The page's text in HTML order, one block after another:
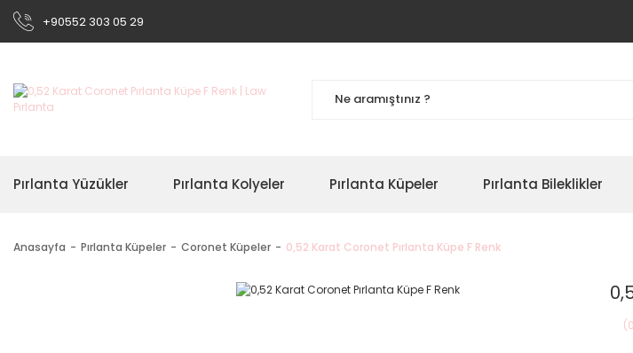
+90552 303 05 29
Pırlanta Yüzükler Pırlanta Kolyeler Pırlanta Küpeler Pırlanta Bileklikler
Anasayfa Pırlanta Küpeler Coronet Küpeler 0,52 Karat Coronet Pırlanta Küpe F Renk